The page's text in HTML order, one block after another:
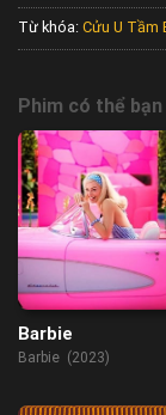
Từ khóa: Cửu U Tầm
Phim có thể bạn
Barbie
Barbie (2023)